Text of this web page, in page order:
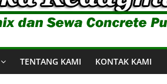
TENTANG KAMI KONTAK KAMI